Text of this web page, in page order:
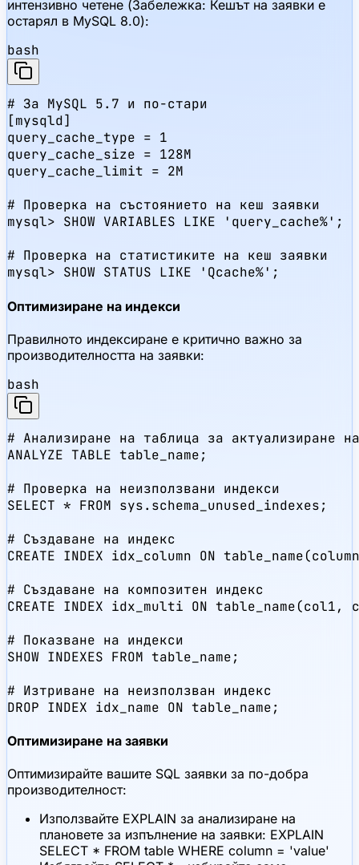
интензивно четене (Забележка: Кешът на заявки е
остарял в MySQL 8.0):
bash
# За MySQL 5.7 и по-стари
[mysqld]
query_cache_type = 1
query_cache_size = 128M
query_cache_limit = 2M
# Проверка на състоянието на кеш заявки
mysql> SHOW VARIABLES LIKE 'query_cache%';
# Проверка на статистиките на кеш заявки
mysql> SHOW STATUS LIKE 'Qcache%';
Оптимизиране на индекси
Правилното индексиране е критично важно за
производителността на заявки:
bash
# Анализиране на таблица за актуализиране
ANALYZE TABLE table_name;
# Проверка на неизползвани индекси
SELECT * FROM sys.schema_unused_indexes;
# Създаване на индекс
CREATE INDEX idx_column ON
# Създаване на композитен индекс
CREATE INDEX idx_multi ON
# Показване на индекси
SHOW INDEXES FROM table_name;
# Изтриване на неизползван индекс
DROP INDEX idx_name ON table_name;
Оптимизиране на заявки
Оптимизирайте вашите SQL заявки за по-добра
производителност:
Използвайте EXPLAIN за анализиране на
плановете за изпълнение на заявки: EXPLAIN
SELECT * FROM table WHERE column = 'value'